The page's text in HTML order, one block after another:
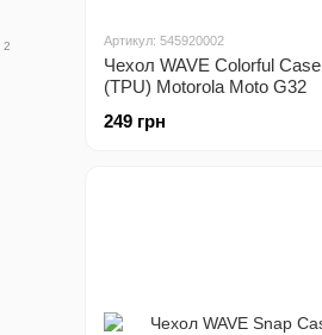
Артикул: 545920002
Чехол WAVE Colorful Case
(TPU) Motorola Moto G32
249 грн
2